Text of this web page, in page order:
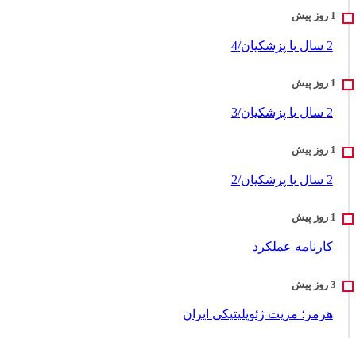
2 سال با پزشکیان/4
2 سال با پزشکیان/3
2 سال با پزشکیان/2
کارنامه عملکرد
هرمز؛ مزیت ژئوپلیتیکی ایران